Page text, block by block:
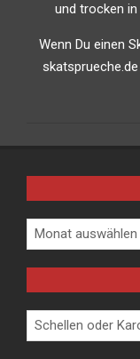
und trocken
Wenn Du einen
Archiv
Bitte
wählen: